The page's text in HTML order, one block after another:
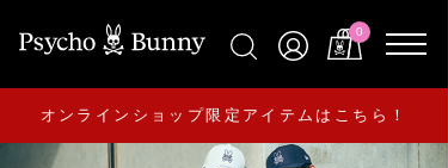
0
オンラインショップ限定アイテムはこちら！